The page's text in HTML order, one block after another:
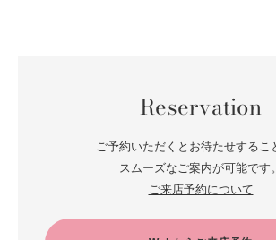
Reservation
ご予約いただくとお待たせするこ
スムーズなご案内が可能です。
ご来店予約について